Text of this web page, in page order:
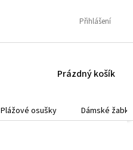
Přihlášení
NÁKUPNÍ
Prázdný košík
Plážové osušky
Dámské žabky